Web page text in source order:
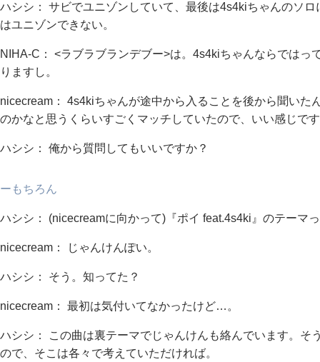
ハシシ： サビでユニゾンしていて、最後は4s4kiちゃんのソ
はユニゾンできない。
NIHA-C： <ラブラブランデブー>は。4s4kiちゃんならではっ
りますし。
nicecream： 4s4kiちゃんが途中から入ることを後から聞いた
のかなと思うくらいすごくマッチしていたので、いい感じで
ハシシ： 俺から質問してもいいですか？
ーもちろん
ハシシ： (nicecreamに向かって)『ポイ feat.4s4ki』のテーマ
nicecream： じゃんけんぽい。
ハシシ： そう。知ってた？
nicecream： 最初は気付いてなかったけど…。
ハシシ： この曲は裏テーマでじゃんけんも絡んでいます。そ
ので、そこは各々で考えていただければ。